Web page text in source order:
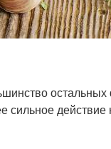
сильное действие